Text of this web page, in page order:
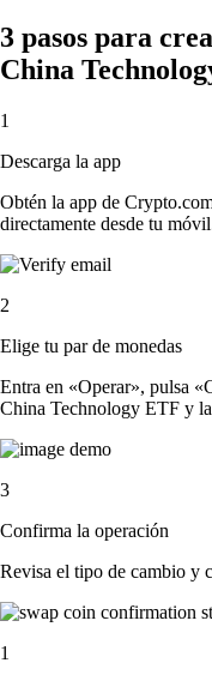
3 pasos para
China
1
Descarga la app
Obtén la app de
directamente desde tu
2
Elige tu par de monedas
Entra en «Operar», pulsa
China Technology ETF y
3
Confirma la operación
Revisa el tipo de cambio y
1